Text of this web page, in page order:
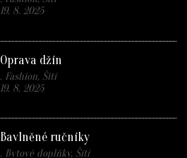
19. 8. 2025
Oprava džín
. Fashion, Šití
19. 8. 2025
Bavlněné ručníky
. Bytové doplňky, Šití